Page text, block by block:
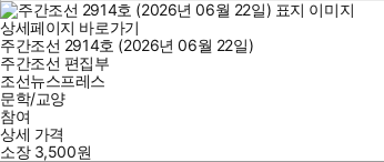
상세페이지 바로가기
주간조선 2914호 (2026년 06월 22일)
주간조선 편집부
조선뉴스프레스
문학/교양
참여
상세 가격
소장 3,500원